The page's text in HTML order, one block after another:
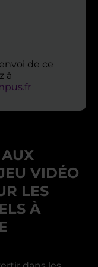
de ce
à
VIDÉO
LES
À